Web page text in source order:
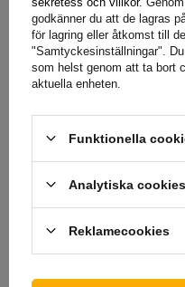
dig för konsekvenserna
säkerställa din
att lämna in eventuella
– allt du behöver göra är
Hjälp
Har du frågor om valet
produkter? Kontakta oss!
gärna all information du
godkänner du att de lagras
för lagring eller åtkomst till
"Samtyckesinställningar".
som helst genom att ta bort
aktuella enheten.
Funktionella
Analytiska cookies
Reklamecookies